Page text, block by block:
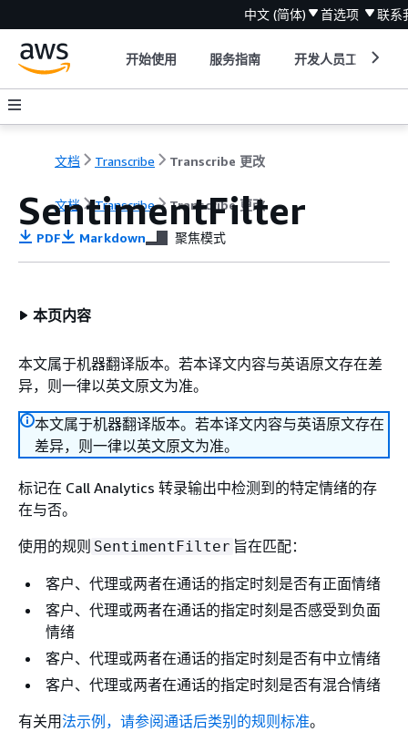
中文 (简体) 首选项 联系
开始使用 服务指南 开发人员工具
文档 Transcribe Transcribe 更改
文档 Transcribe Transcribe 更改
SentimentFilter
PDF Markdown 聚焦模式
本页内容
本文属于机器翻译版本。若本译文内容与英语原文存在差
异，则一律以英文原文为准。
本文属于机器翻译版本。若本译文内容与英语原文存在
差异，则一律以英文原文为准。
标记在 Call Analytics 转录输出中检测到的特定情绪的存
在与否。
使用的规则 SentimentFilter 旨在匹配：
客户、代理或两者在通话的指定时刻是否有正面情绪
客户、代理或两者在通话的指定时刻是否感受到负面
情绪
客户、代理或两者在通话的指定时刻是否有中立情绪
客户、代理或两者在通话的指定时刻是否有混合情绪
有关用法示例，请参阅通话后类别的规则标准。